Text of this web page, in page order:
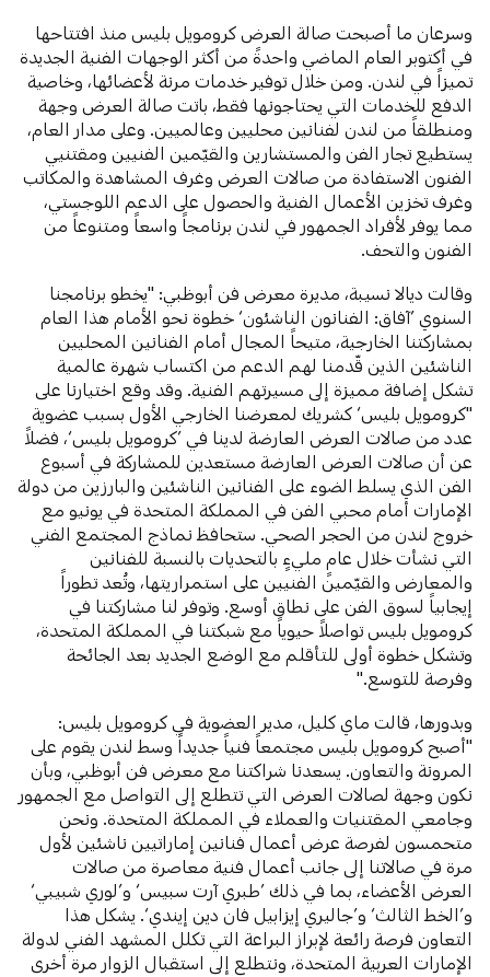
وسرعان ما أصبحت صالة العرض كرومويل بليس منذ افتتاحها
في أكتوبر العام الماضي واحدةً من أكثر الوجهات الفنية الجديدة
تميزاً في لندن. ومن خلال توفير خدمات مرنة لأعضائها، وخاصية
الدفع للخدمات التي يحتاجونها فقط، باتت صالة العرض وجهة
ومنطلقاً من لندن لفنانين محليين وعالميين. وعلى مدار العام،
يستطيع تجار الفن والمستشارين والقيّمين الفنيين ومقتنيي
الفنون الاستفادة من صالات العرض وغرف المشاهدة والمكاتب
وغرف تخزين الأعمال الفنية والحصول على الدعم اللوجستي،
مما يوفر لأفراد الجمهور في لندن برنامجاً واسعاً ومتنوعاً من
الفنون والتحف.
وقالت ديالا نسيبة، مديرة معرض فن أبوظبي: "يخطو برنامجنا
السنوي ’آفاق: الفنانون الناشئون‘ خطوة نحو الأمام هذا العام
بمشاركتنا الخارجية، متيحاً المجال أمام الفنانين المحليين
الناشئين الذين قّدمنا لهم الدعم من اكتساب شهرة عالمية
تشكل إضافة مميزة إلى مسيرتهم الفنية. وقد وقع اختيارنا على
"كرومويل بليس‘ كشريك لمعرضنا الخارجي الأول بسبب عضوية
عدد من صالات العرض العارضة لدينا في ’كرومويل بليس‘، فضلاً
عن أن صالات العرض العارضة مستعدين للمشاركة في أسبوع
الفن الذي يسلط الضوء على الفنانين الناشئين والبارزين من دولة
الإمارات أمام محبي الفن في المملكة المتحدة في يونيو مع
خروج لندن من الحجر الصحي. ستحافظ نماذج المجتمع الفني
التي نشأت خلال عامٍ مليءٍ بالتحديات بالنسبة للفنانين
والمعارض والقيّمين الفنيين على استمراريتها، وتُعد تطوراً
إيجابياً لسوق الفن على نطاق أوسع. وتوفر لنا مشاركتنا في
كرومويل بليس تواصلاً حيوياً مع شبكتنا في المملكة المتحدة،
وتشكل خطوة أولى للتأقلم مع الوضع الجديد بعد الجائحة
وفرصة للتوسع."
وبدورها، قالت ماي كليل، مدير العضوية في كرومويل بليس:
"أصبح كرومويل بليس مجتمعاً فنياً جديداً وسط لندن يقوم على
المرونة والتعاون. يسعدنا شراكتنا مع معرض فن أبوظبي، وبأن
نكون وجهة لصالات العرض التي تتطلع إلى التواصل مع الجمهور
وجامعي المقتنيات والعملاء في المملكة المتحدة. ونحن
متحمسون لفرصة عرض أعمال فنانين إماراتيين ناشئين لأول
مرة في صالاتنا إلى جانب أعمال فنية معاصرة من صالات
العرض الأعضاء، بما في ذلك ’طبري آرت سبيس‘ و’لوري شبيبي‘
و’الخط الثالث‘ و’جاليري إيزابيل فان دين إيندي‘. يشكل هذا
التعاون فرصة رائعة لإبراز البراعة التي تكلل المشهد الفني لدولة
الإمارات العربية المتحدة، ونتطلع إلى استقبال الزوار مرة أخرى